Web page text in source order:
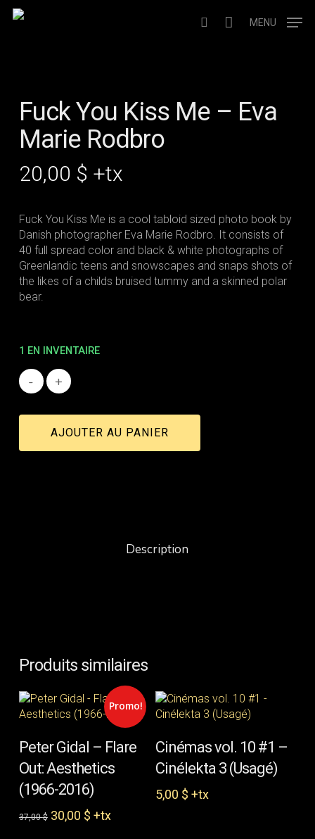
Skip
search
MENU
Fuck You Kiss Me – Eva
Marie Rodbro
20,00 $ +tx
Fuck You Kiss Me is a cool tabloid sized photo book by
Danish photographer Eva Marie Rodbro. It consists of
40 full spread color and black & white photographs of
Greenlandic teens and snowscapes and snaps shots of
the likes of a childs bruised tummy and a skinned polar
bear.
1 EN INVENTAIRE
AJOUTER AU PANIER
Description
Produits similaires
Promo!
Peter Gidal – Flare
Out: Aesthetics
(1966-2016)
37,00$ Le
30,00 $Le
+tx
Cinémas vol. 10 #1 –
Cinélekta 3 (Usagé)
5,00 $ +tx